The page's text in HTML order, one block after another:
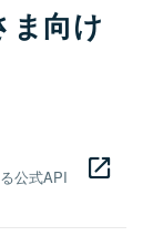
ま向け
公式API